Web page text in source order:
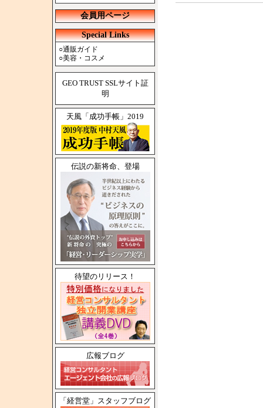
会員用ページ
Special Links
○通販ガイド
○美容・コスメ
GEO TRUST SSLサイト証
明
天風「成功手帳」2019
伝説の新将命、登場
待望のリリース！
広報ブログ
「経営堂」スタッフブログ